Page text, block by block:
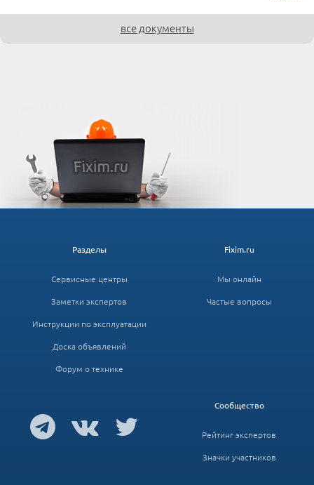
все документы
Fixim.ru
Мы онлайн
Частые вопросы
Разделы
Сервисные центры
Заметки экспертов
Инструкции по эксплуатации
Доска объявлений
Форум о технике
Сообщество
Рейтинг экспертов
Значки участников